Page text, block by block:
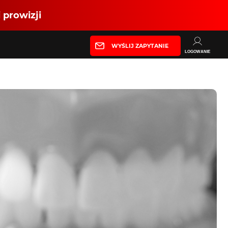
prowizji
Zaloguj się
WYŚLIJ ZAPYTANIE
LOGOWANIE